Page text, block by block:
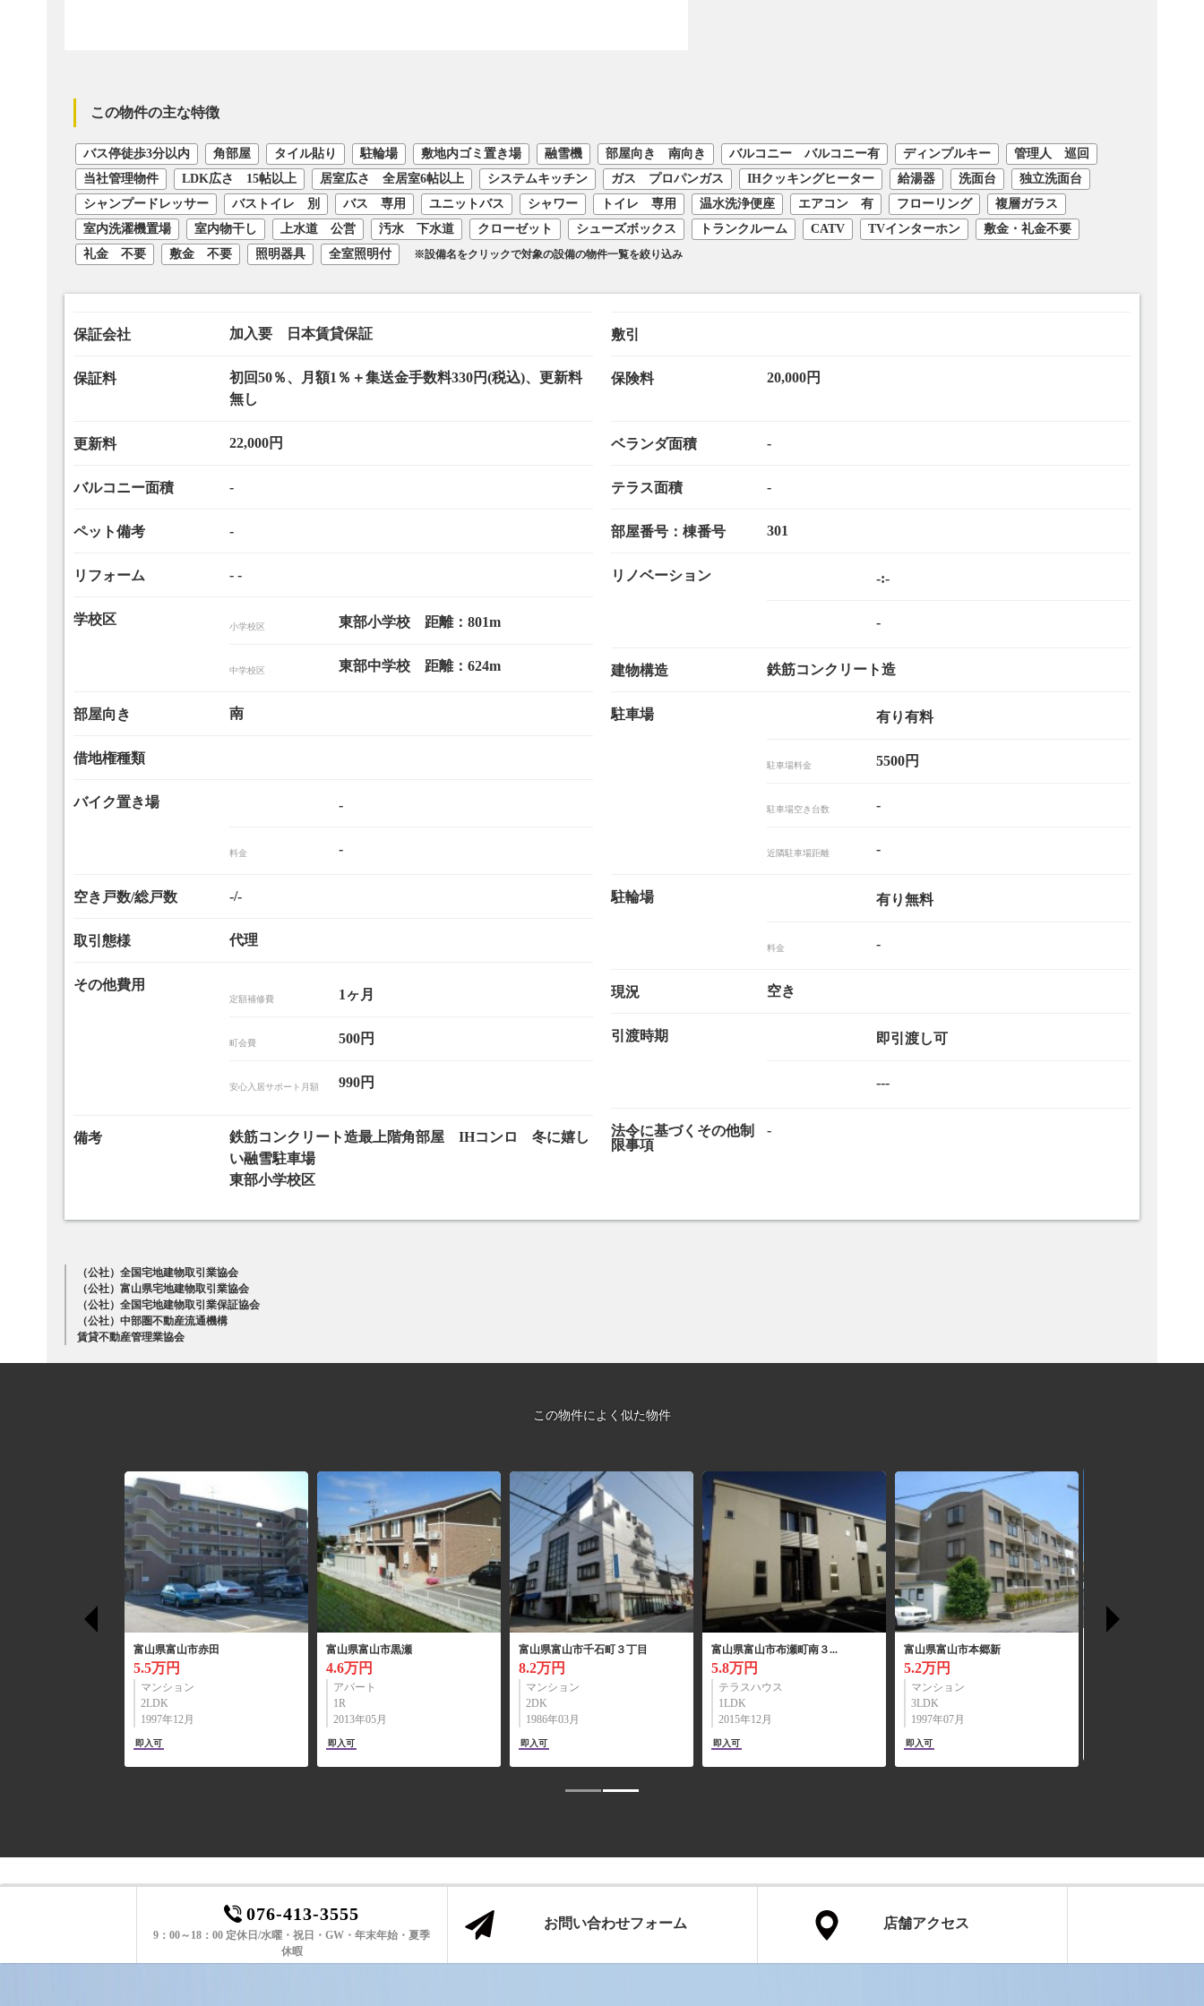
この物件の主な特徴
バス停徒歩3分以内 角部屋 タイル貼り 駐輪場 敷地内ゴミ置き場 融雪機 部屋向き 南向き バルコニー バルコニー有 ディンプルキー
管理人 巡回
当社管理物件
LDK広さ 15帖以上 居室広さ 全居室6帖以上 システムキッチン ガス プロパンガス IHクッキングヒーター 給湯器 洗面台
独立洗面台
シャンプードレッサー
バストイレ 別 バス 専用 ユニットバス シャワー トイレ 専用 温水洗浄便座 エアコン 有 フローリング
複層ガラス
室内洗濯機置場
室内物干し 上水道 公営 汚水 下水道 クローゼット シューズボックス トランクルーム CATV TVインターホン
敷金・礼金不要
礼金 不要
敷金 不要 照明器具 全室照明付 ※設備名をクリックで対象の設備の物件一覧を絞り込み
保証会社 加入要 日本賃貸保証
保証料
初回50％、月額1％＋集送金手数料330円(税込)、更新料
無し
更新料 22,000円
バルコニー面積 -
ペット備考 -
リフォーム - -
学校区 小学校区 東部小学校 距離：801m
中学校区 東部中学校 距離：624m
部屋向き 南
借地権種類
バイク置き場 -
料金 -
空き戸数/総戸数 -/-
取引態様 代理
その他費用
定額補修費 1ヶ月
町会費 500円
安心入居サポート月額 990円
備考
鉄筋コンクリート造最上階角部屋 IHコンロ 冬に嬉し
い融雪駐車場
東部小学校区
敷引
保険料 20,000円
ベランダ面積 -
テラス面積 -
部屋番号：棟番号 301
リノベーション -:-
-
建物構造 鉄筋コンクリート造
駐車場 有り有料
駐車場料金 5500円
駐車場空き台数 -
近隣駐車場距離 -
駐輪場 有り無料
料金 -
現況 空き
引渡時期 即引渡し可
---
法令に基づくその他制
限事項
-
（公社）全国宅地建物取引業協会
（公社）富山県宅地建物取引業協会
（公社）全国宅地建物取引業保証協会
（公社）中部圏不動産流通機構
賃貸不動産管理業協会
この物件によく似た物件
富山県富山市長江２丁目
5.3万円
マンション
3LDK
1991年09月
敷礼ｾﾞﾛ
富山県富山市安野屋町２...
7.3万円
マンション
1LDK
2012年12月
富山県富山市婦中町希望...
3.3万円
アパート
1K
1996年02月
敷礼ｾﾞﾛ
富山県富山市赤田
5.5万円
マンション
2LDK
1997年12月
即入可
富山県富山市黒瀬
4.6万円
アパート
1R
2013年05月
即入可
076-413-3555
9：00～18：00 定休日/水曜・祝日・GW・年末年始・夏季
休暇
お問い合わせフォーム 店舗アクセス